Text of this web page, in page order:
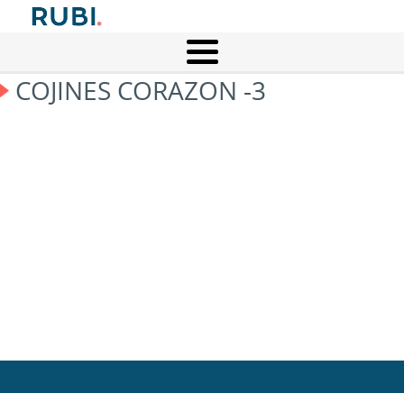
COJINES CORAZON -3